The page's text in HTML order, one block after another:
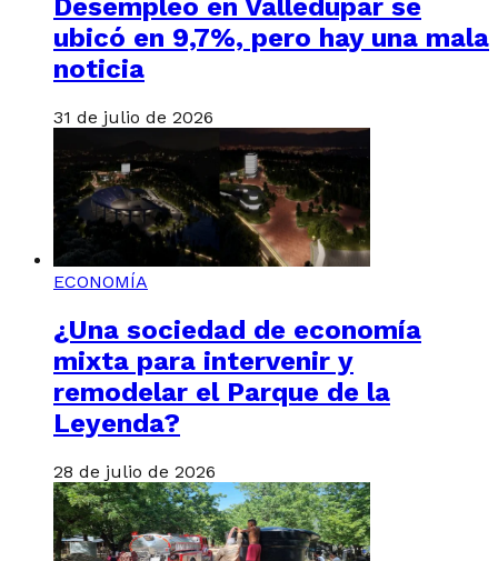
Desempleo en Valledupar se
ubicó en 9,7%, pero hay una mala
noticia
31 de julio de 2026
ECONOMÍA
¿Una sociedad de economía
mixta para intervenir y
remodelar el Parque de la
Leyenda?
28 de julio de 2026